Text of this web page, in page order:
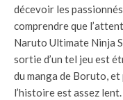
décevoir les
comprendre que
Naruto Ultimate Ninja
sortie d’un tel jeu est
du manga de Boruto, et
l’histoire est assez